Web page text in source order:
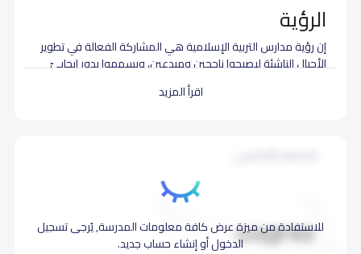
اقرأ المزيد
الرؤية
إن رؤية مدارس التربية الإسلامية هي المشاركة الفعالة في تطوير
الأجيال الناشئة ليصبحوا ناجحين ومبدعين، ويسهموا بدورٍ إيجابيّ
في نمو الوطن واستقراره ونهضة مجتمعه.
بإيجابيةٍ في هذا العالم المتغيّر، مع تمسكهم بقيم المجتمع
وتهدف المدارس إلى تأمين فرصٍ تعليمية متنوعة تدعو الطلاب
والطالبات إلى التحدي، وذلك في جوٍّ تعليمي غني، يلهم ويغذي
للاستفادة من ميزة عرض كافة معلومات المدرسة, يُرجى تسجيل
الدخول أو إنشاء حساب جديد.